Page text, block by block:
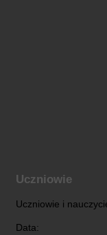
Uczniowie
Uczniowie i
Data: